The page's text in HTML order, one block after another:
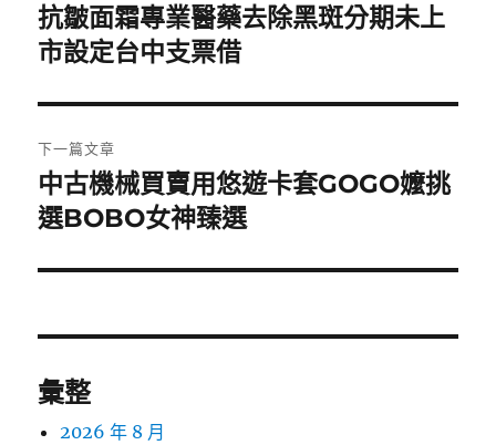
章
導
覽
上
一
文
章:
抗皺面霜專業醫藥去除黑斑分期未上
市設定台中支票借
下一篇文章
下
一
文
中古機械買賣用悠遊卡套GOGO嬤挑
選BOBO女神臻選
彙整
2026 年 8 月